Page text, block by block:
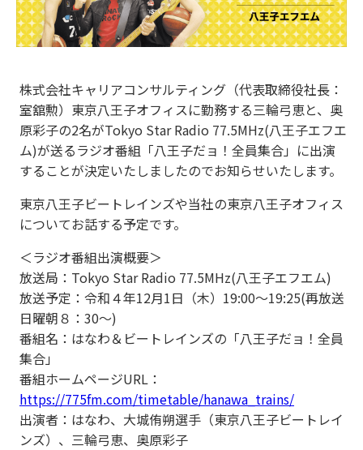
株式会社キャリアコンサルティング（代表取締役社長：
室舘勲）東京八王子オフィスに勤務する三輪弓恵と、奥
原彩子の2名がTokyo Star Radio 77.5MHz(八王子エフエ
ム)が送るラジオ番組「八王子だョ！全員集合」に出演
することが決定いたしましたのでお知らせいたします。
東京八王子ビートレインズや当社の東京八王子オフィス
についてお話する予定です。
＜ラジオ番組出演概要＞
放送局：Tokyo Star Radio 77.5MHz(八王子エフエム)
放送予定：令和４年12月1日（木）19:00～19:25(再放送
日曜朝８：30～)
番組名：はなわ＆ビートレインズの「八王子だョ！全員
集合」
番組ホームページURL：
https://775fm.com/timetable/hanawa_trains/
出演者：はなわ、大城侑朔選手（東京八王子ビートレイ
ンズ）、三輪弓恵、奥原彩子